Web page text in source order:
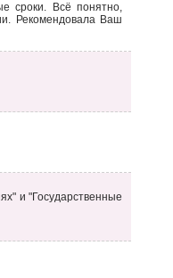
сроки. Всё понятно,
Рекомендовала Ваш
и "Государственные